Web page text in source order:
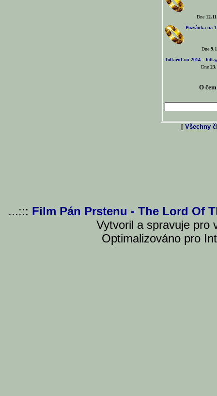
Dne
Pozvánka na
Dne
TolkienCon 2014 –
Dne
O
[ Všechny
...::: Film Pán Prstenu - The Lord Of
Vytvoril a spravuje pro
Optimalizováno pro